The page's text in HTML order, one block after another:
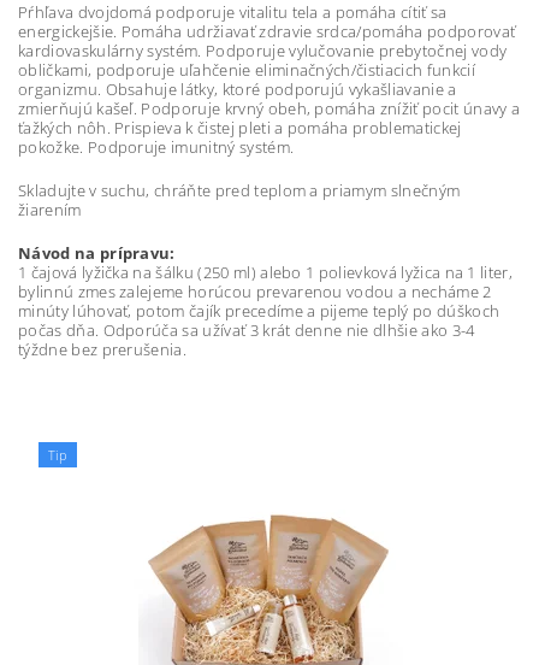
Pŕhľava dvojdomá podporuje vitalitu tela a pomáha cítiť sa
energickejšie. Pomáha udržiavať zdravie srdca/pomáha podporovať
kardiovaskulárny systém. Podporuje vylučovanie prebytočnej vody
obličkami, podporuje uľahčenie eliminačných/čistiacich funkcií
organizmu. Obsahuje látky, ktoré podporujú vykašliavanie a
zmierňujú kašeľ. Podporuje krvný obeh, pomáha znížiť pocit únavy a
ťažkých nôh. Prispieva k čistej pleti a pomáha problematickej
pokožke. Podporuje imunitný systém.
Skladujte v suchu, chráňte pred teplom a priamym slnečným
žiarením
Návod na prípravu:
1 čajová lyžička na šálku (250 ml) alebo 1 polievková lyžica na 1 liter,
bylinnú zmes zalejeme horúcou prevarenou vodou a necháme 2
minúty lúhovať, potom čajík precedíme a pijeme teplý po dúškoch
počas dňa. Odporúča sa užívať 3 krát denne nie dlhšie ako 3-4
týždne bez prerušenia.
Tip